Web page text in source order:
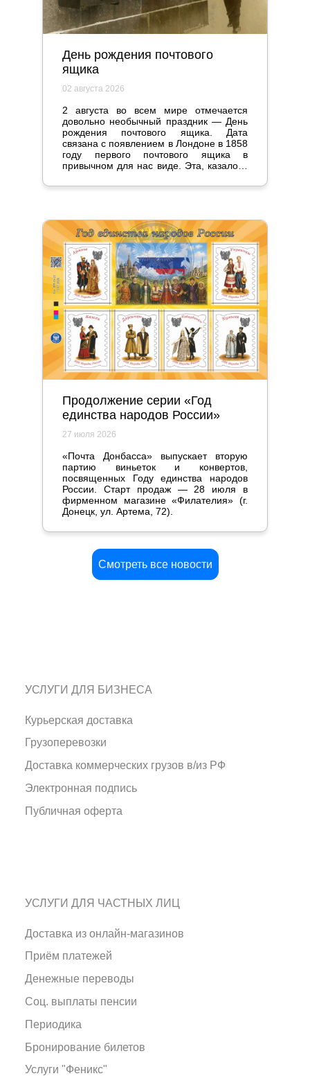
День рождения почтового
ящика
02 августа 2026
2 августа во всем мире отмечается
довольно необычный праздник — День
рождения почтового ящика. Дата
связана с появлением в Лондоне в 1858
году первого почтового ящика в
привычном для нас виде. Эта, казалось
и серьезно повлияла на жизнь
Продолжение серии «Год
единства народов России»
27 июля 2026
«Почта Донбасса» выпускает вторую
партию виньеток и конвертов,
посвященных Году единства народов
России. Старт продаж — 28 июля в
фирменном магазине «Филателия» (г.
Донецк, ул. Артема, 72).
Смотреть все новости
УСЛУГИ ДЛЯ БИЗНЕСА
Курьерская доставка
Грузоперевозки
Доставка коммерческих грузов в/из РФ
Электронная подпись
Публичная оферта
УСЛУГИ ДЛЯ ЧАСТНЫХ ЛИЦ
Доставка из онлайн-магазинов
Приём платежей
Денежные переводы
Соц. выплаты пенсии
Периодика
Бронирование билетов
Услуги "Феникс"